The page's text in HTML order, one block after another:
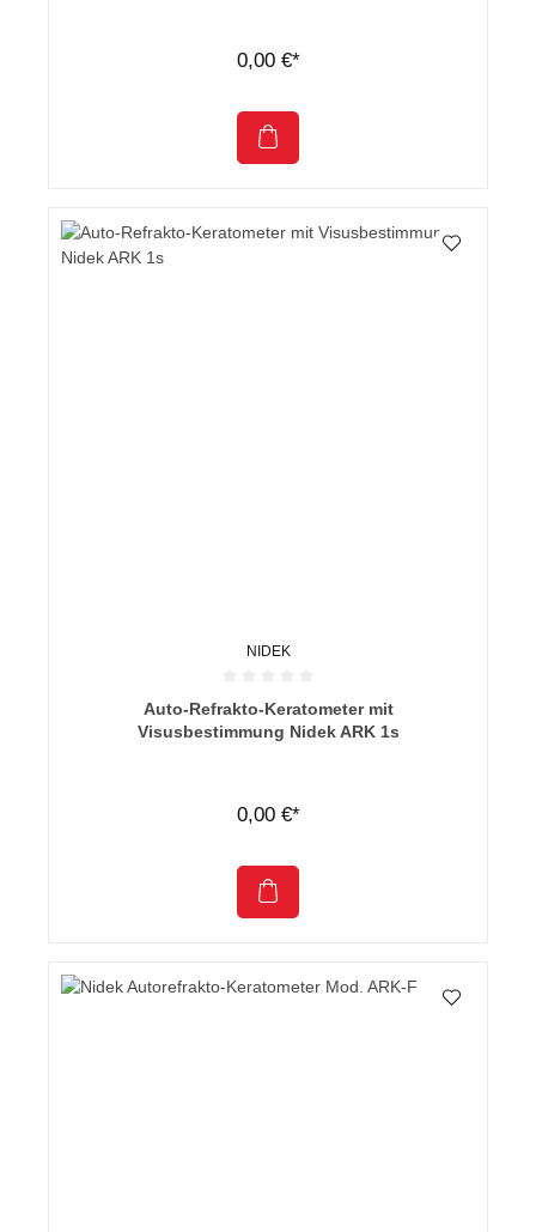
0,00 €*
NIDEK
Durchschnittliche Bewertung von 0 von 5 Sternen
Auto-Refrakto-Keratometer mit
Visusbestimmung Nidek ARK 1s
0,00 €*